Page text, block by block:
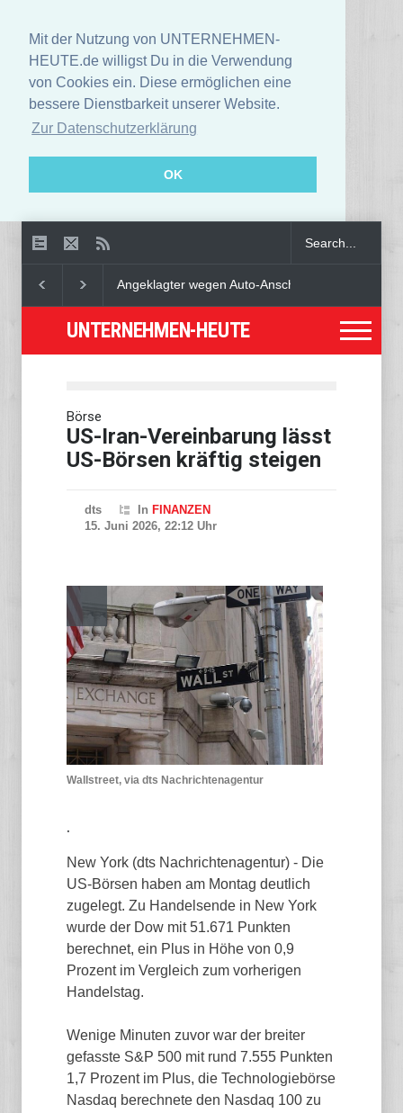
Mit der Nutzung von UNTERNEHMEN-
HEUTE.de willigst Du in die Verwendung
von Cookies ein. Diese ermöglichen eine
bessere Dienstbarkeit unserer Website.
Zur Datenschutzerklärung
OK
Angeklagter wegen Auto-Anschlag in München zu
UNTERNEHMEN-HEUTE
Börse
US-Iran-Vereinbarung lässt
US-Börsen kräftig steigen
dts In FINANZEN
15. Juni 2026, 22:12 Uhr
Wallstreet, via dts Nachrichtenagentur
.
New York (dts Nachrichtenagentur) - Die
US-Börsen haben am Montag deutlich
zugelegt. Zu Handelsende in New York
wurde der Dow mit 51.671 Punkten
berechnet, ein Plus in Höhe von 0,9
Prozent im Vergleich zum vorherigen
Handelstag.
Wenige Minuten zuvor war der breiter
gefasste S&P 500 mit rund 7.555 Punkten
1,7 Prozent im Plus, die Technologiebörse
Nasdaq berechnete den Nasdaq 100 zu